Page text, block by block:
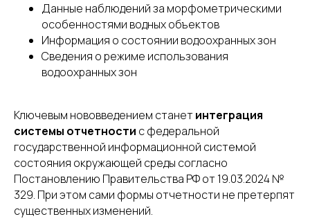
Данные наблюдений за морфометрическими
особенностями водных объектов
Информация о состоянии водоохранных зон
Сведения о режиме использования
водоохранных зон
Ключевым нововведением станетинтеграция
системы отчетности с федеральной
государственной информационной системой
состояния окружающей среды согласно
Постановлению Правительства РФ от 19.03.2024 №
329. При этом сами формы отчетности не претерпят
существенных изменений.